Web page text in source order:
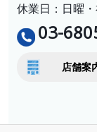
休業日：日曜
03-
店舗案